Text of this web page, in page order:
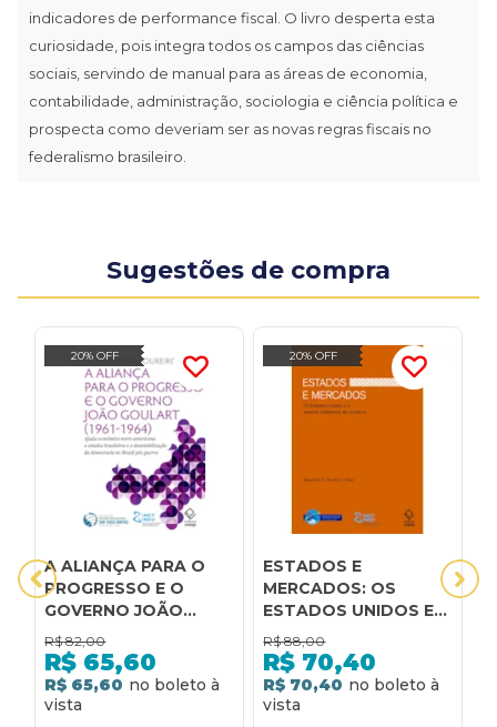
indicadores de performance fiscal. O livro desperta esta
curiosidade, pois integra todos os campos das ciências
sociais, servindo de manual para as áreas de economia,
contabilidade, administração, sociologia e ciência política e
prospecta como deveriam ser as novas regras fiscais no
federalismo brasileiro.
Sugestões de compra
20% OFF
A ALIANÇA PARA O
PROGRESSO E O
GOVERNO JOÃO
GOULART (1961-1964):
AJUDA ECONÔMICA
NORTE-AMERICANA A
ESTADOS
R$ 82,00
R$ 65,60
R$ 65,60
20% OFF
ESTADOS E
MERCADOS: OS
ESTADOS UNIDOS E
O SISTEMA
MULTILATERAL DE
COMÉRCIO
R$ 88,00
R$ 70,40
R$ 70,40